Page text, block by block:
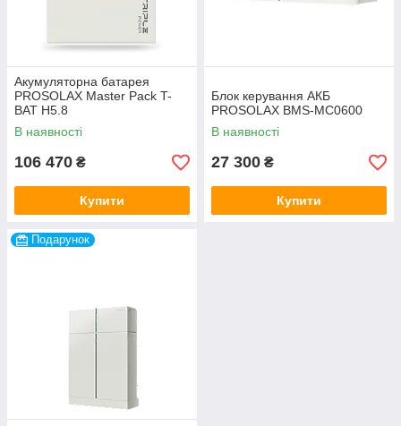
Акумуляторна батарея
PROSOLAX Master Pack T-
BAT H5.8
В наявності
106 470 ₴
Купити
Блок керування АКБ
PROSOLAX BMS-МС0600
В наявності
27 300 ₴
Купити
Подарунок